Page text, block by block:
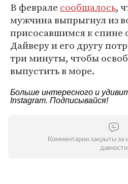
В феврале сообщалось,
мужчина выпрыгнул из
присосавшимся к спине
Дайверу и его другу
три минуты, чтобы
выпустить в море.
Больше интересного и
Instagram. Подписывайся!
Комментарии закрыты за
давности